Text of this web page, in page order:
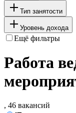
Тип занятости
Уровень дохода
Ещё фильтры
Работа
, 46 вакансий